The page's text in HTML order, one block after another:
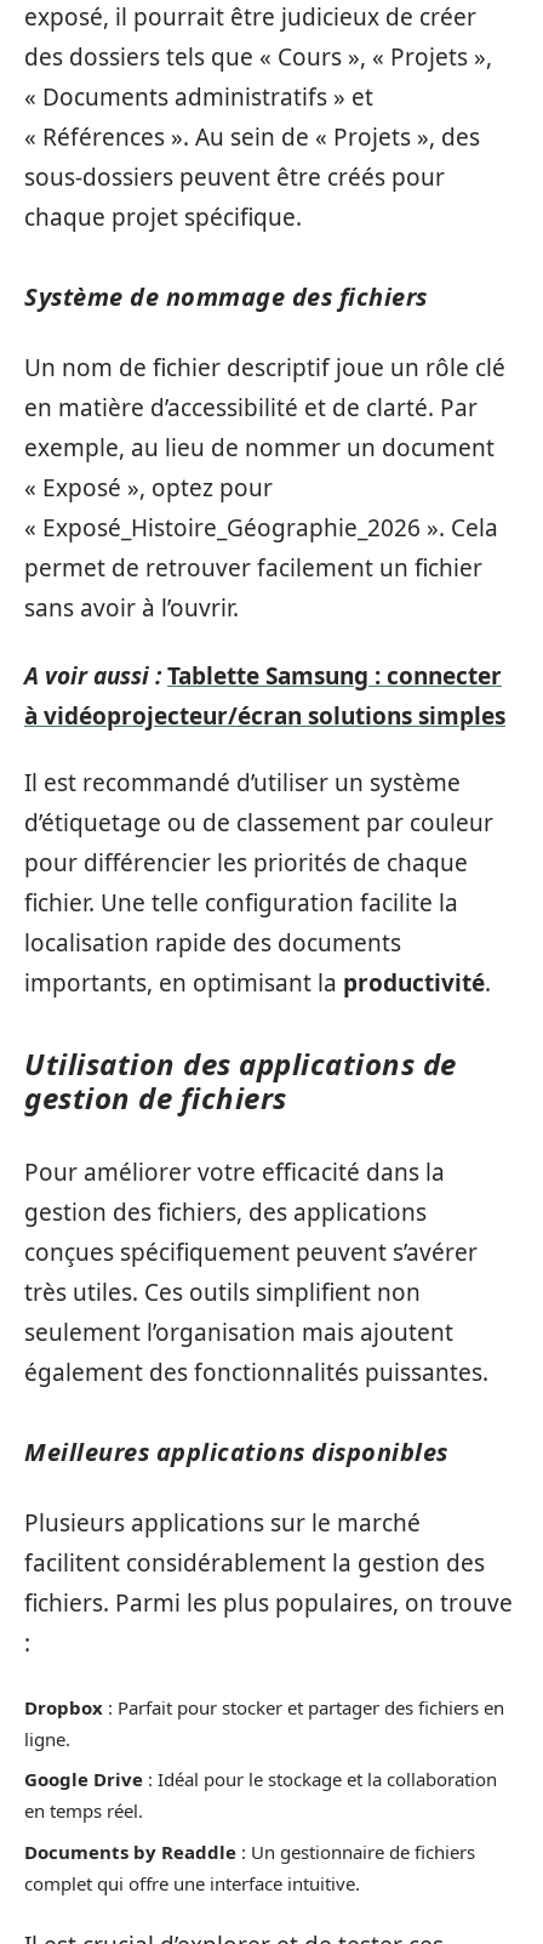
exposé, il pourrait être judicieux de créer
des dossiers tels que « Cours », « Projets »,
« Documents administratifs » et
« Références ». Au sein de « Projets », des
sous-dossiers peuvent être créés pour
chaque projet spécifique.
Système de nommage des fichiers
Un nom de fichier descriptif joue un rôle clé
en matière d’accessibilité et de clarté. Par
exemple, au lieu de nommer un document
« Exposé », optez pour
« Exposé_Histoire_Géographie_2026 ». Cela
permet de retrouver facilement un fichier
sans avoir à l’ouvrir.
A voir aussi :Tablette Samsung : connecter
à vidéoprojecteur/écran solutions simples
Il est recommandé d’utiliser un système
d’étiquetage ou de classement par couleur
pour différencier les priorités de chaque
fichier. Une telle configuration facilite la
localisation rapide des documents
importants, en optimisant la productivité.
Utilisation des applications de
gestion de fichiers
Pour améliorer votre efficacité dans la
gestion des fichiers, des applications
conçues spécifiquement peuvent s’avérer
très utiles. Ces outils simplifient non
seulement l’organisation mais ajoutent
également des fonctionnalités puissantes.
Meilleures applications disponibles
Plusieurs applications sur le marché
facilitent considérablement la gestion des
fichiers. Parmi les plus populaires, on trouve
:
Dropbox : Parfait pour stocker et partager des fichiers en
ligne.
Google Drive : Idéal pour le stockage et la collaboration
en temps réel.
Documents by Readdle : Un gestionnaire de fichiers
complet qui offre une interface intuitive.